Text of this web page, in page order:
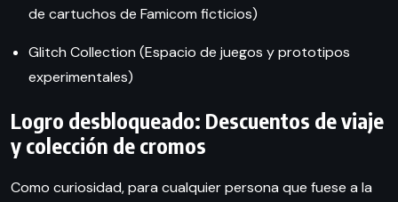
de cartuchos de Famicom ficticios)
Glitch Collection (Espacio de juegos y prototipos
experimentales)
Logro desbloqueado: Descuentos de viaje
y colección de cromos
Como curiosidad, para cualquier persona que fuese a la